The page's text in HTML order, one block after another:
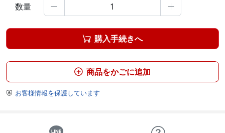
数量  
 購入手続きへ
 商品をかごに追加
 お客様情報を保護しています